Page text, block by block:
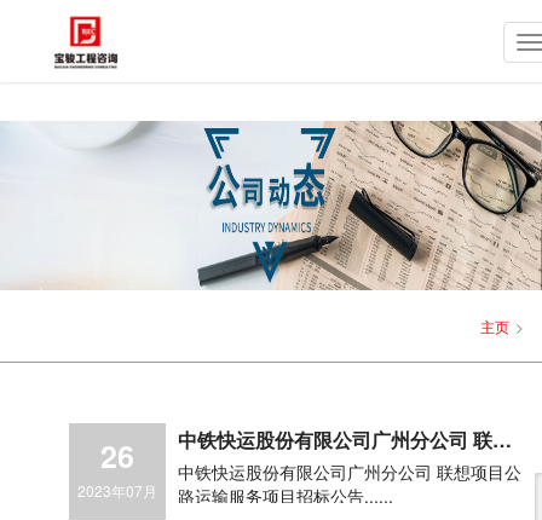
主页 >
26
2023年07月
中铁快运股份有限公司广州分公司 联想
项目公路运输服务项目招标公告
中铁快运股份有限公司广州分公司 联想项目公
路运输服务项目招标公告......